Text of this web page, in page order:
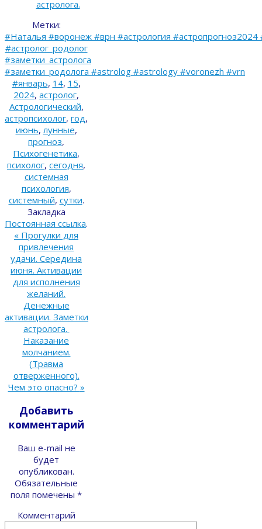
астролога.
Метки:
#Наталья #воронеж #врн #астрология #астропрогноз2024
#астролог_родолог
#заметки_астролога
#заметки_родолога #astrolog #astrology #voronezh #vrn
#январь, 14, 15,
2024, астролог,
Астрологический,
астропсихолог, год,
июнь,лунные,
прогноз,
Психогенетика,
психолог, сегодня,
системная
психология,
системный, сутки.
Закладка
Постоянная ссылка.
« Прогулки для
привлечения
удачи. Середина
июня. Активации
для исполнения
желаний.
Денежные
активации. Заметки
астролога.
Наказание
молчанием.
(Травма
отверженного).
Чем это опасно? »
Добавить
комментарий
Ваш e-mail не
будет
опубликован.
Обязательные
поля помечены *
Комментарий